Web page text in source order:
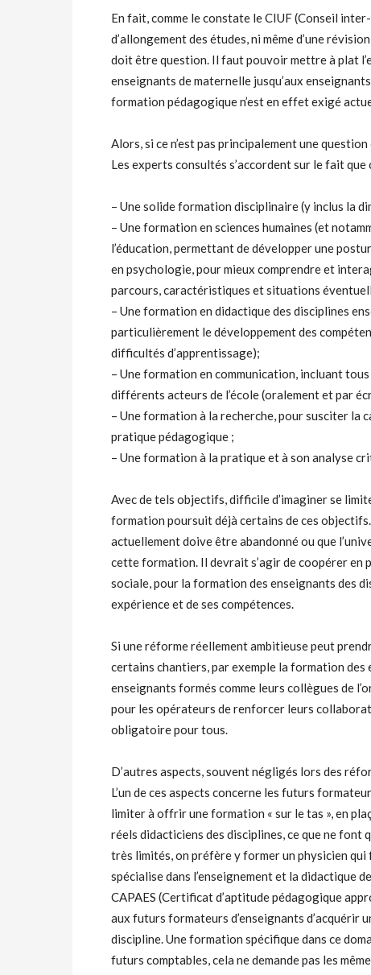
En fait, comme le constate le CIUF (Conseil
d’allongement des études, ni même d’une
doit être question. Il faut pouvoir mettre à plat
enseignants de maternelle jusqu’aux
formation pédagogique n’est en effet exigé
Alors, si ce n’est pas principalement une
Les experts consultés s’accordent sur le fait
– Une solide formation disciplinaire (y inclus la
– Une formation en sciences humaines (et
l’éducation, permettant de développer une
en psychologie, pour mieux comprendre et
parcours, caractéristiques et situations
– Une formation en didactique des disciplines
particulièrement le développement des
difficultés d’apprentissage);
– Une formation en communication, incluant
différents acteurs de l’école (oralement et par
– Une formation à la recherche, pour susciter la
pratique pédagogique ;
– Une formation à la pratique et à son analyse
Avec de tels objectifs, difficile d’imaginer se
formation poursuit déjà certains de ces
actuellement doive être abandonné ou que
cette formation. Il devrait s’agir de coopérer en
sociale, pour la formation des enseignants des
expérience et de ses compétences.
Si une réforme réellement ambitieuse peut
certains chantiers, par exemple la formation
enseignants formés comme leurs collègues de
pour les opérateurs de renforcer leurs
obligatoire pour tous.
D’autres aspects, souvent négligés lors des
L’un de ces aspects concerne les futurs
limiter à offrir une formation « sur le tas », en
réels didacticiens des disciplines, ce que ne
très limités, on préfère y former un physicien qui
spécialise dans l’enseignement et la didactique
CAPAES (Certificat d’aptitude pédagogique
aux futurs formateurs d’enseignants d’acquérir
discipline. Une formation spécifique dans ce
futurs comptables, cela ne demande pas les